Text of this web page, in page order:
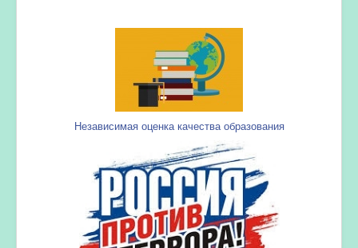
Независимая оценка качества образования